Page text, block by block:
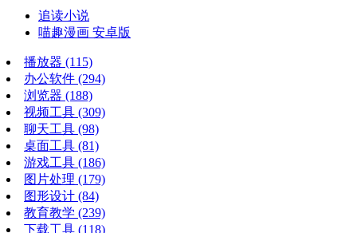
追读小说
喵趣漫画 安卓版
播放器 (115)
办公软件 (294)
浏览器 (188)
视频工具 (309)
聊天工具 (98)
桌面工具 (81)
游戏工具 (186)
图片处理 (179)
图形设计 (84)
教育教学 (239)
下载工具 (118)